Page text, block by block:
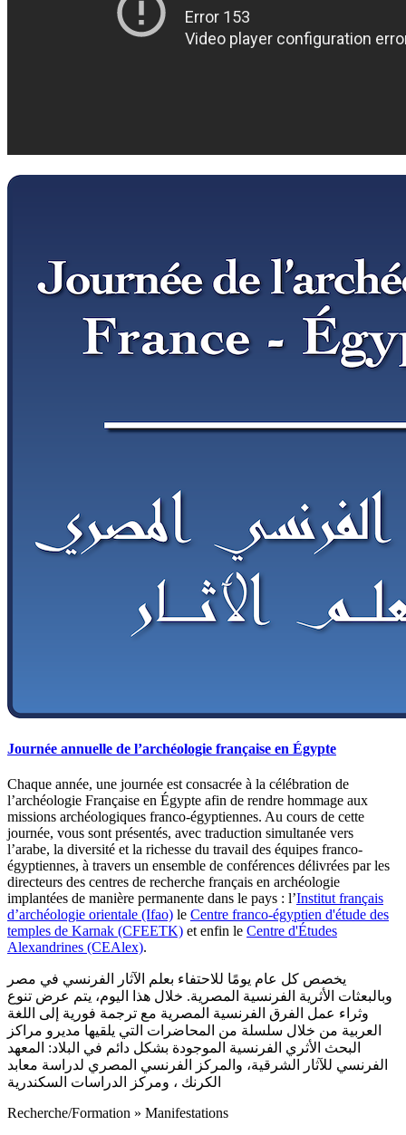
Journée annuelle de l’archéologie française en Égypte
Chaque année, une journée est consacrée à la célébration de
l’archéologie Française en Égypte afin de rendre hommage aux
missions archéologiques franco-égyptiennes. Au cours de cette
journée, vous sont présentés, avec traduction simultanée vers
l’arabe, la diversité et la richesse du travail des équipes franco-
égyptiennes, à travers un ensemble de conférences délivrées par les
directeurs des centres de recherche français en archéologie
implantées de manière permanente dans le pays : l’Institut français
d’archéologie orientale (Ifao) le Centre franco-égyptien d'étude des
temples de Karnak (CFEETK) et enfin le Centre d'Études
Alexandrines (CEAlex).
يخصص كل عام يومًا للاحتفاء بعلم الآثار الفرنسي في مصر
وبالبعثات الأثرية الفرنسية المصرية. خلال هذا اليوم، يتم عرض تنوع
وثراء عمل الفرق الفرنسية المصرية مع ترجمة فورية إلى اللغة
العربية من خلال سلسلة من المحاضرات التي يلقيها مديرو مراكز
البحث الأثري الفرنسية الموجودة بشكل دائم في البلاد: المعهد
الفرنسي للآثار الشرقية، والمركز الفرنسي المصري لدراسة معابد
الكرنك ، ومركز الدراسات السكندرية
Recherche/Formation » Manifestations